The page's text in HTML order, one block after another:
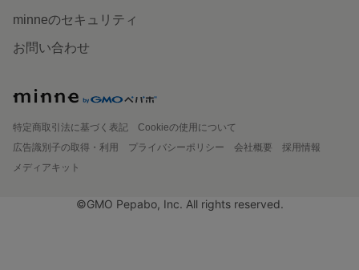
minneのセキュリティ
お問い合わせ
特定商取引法に基づく表記
Cookieの使用について
広告識別子の取得・利用
プライバシーポリシー 会社概要
採用情報
メディアキット
©GMO Pepabo, Inc. All rights reserved.